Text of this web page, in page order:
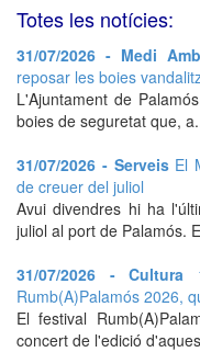
Totes les notícies:
31/07/2026 - Medi
reposar les boies
L'Ajuntament de
boies de seguretat que,
31/07/2026 - Serveis El
de creuer del juliol
Avui divendres hi ha
juliol al port de Palamós.
31/07/2026 - Cultura
Rumb(A)Palamós 2026,
El festival
concert de l'edició